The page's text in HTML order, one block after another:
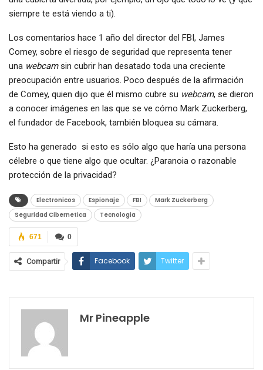
siempre te está viendo a ti).
Los comentarios hace 1 año del director del FBI, James
Comey, sobre el riesgo de seguridad que representa tener
una webcamsin cubrir han desatado toda una creciente
preocupación entre usuarios. Poco después de la afirmación
de Comey, quien dijo que él mismo cubre su webcam, se dieron
a conocer imágenes en las que se ve cómo Mark Zuckerberg,
el fundador de Facebook, también bloquea su cámara.
Esto ha generado si esto es sólo algo que haría una persona
célebre o que tiene algo que ocultar. ¿Paranoia o razonable
protección de la privacidad?
Electronicos Espionaje FBI
Mark Zuckerberg
Seguridad Cibernetica
Tecnologia
0
671
Compartir Facebook Twitter
Mr Pineapple